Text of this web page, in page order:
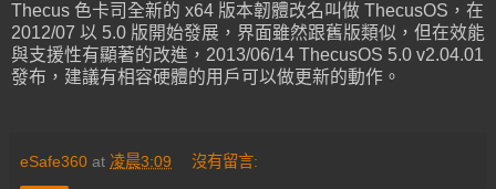
Thecus 色卡司全新的 x64 版本韌體改名叫做 ThecusOS，在
2012/07 以 5.0 版開始發展，界面雖然跟舊版類似，但在效能
與支援性有顯著的改進，2013/06/14 ThecusOS 5.0 v2.04.01
發布，建議有相容硬體的用戶可以做更新的動作。
eSafe360 at 凌晨3:09 沒有留言: